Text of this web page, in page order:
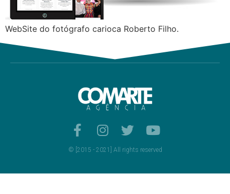
WebSite do fotógrafo carioca Roberto Filho.
© [2015 - 2021] All rights reserved